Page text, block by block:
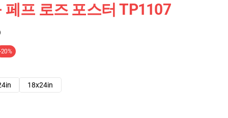
페프 로즈 포스터 TP1107
-20%
18x24in